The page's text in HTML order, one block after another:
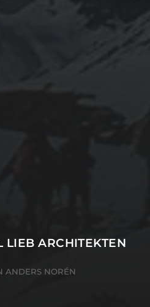
LIEB ARCHITEKTEN
ANDERS NORÉN